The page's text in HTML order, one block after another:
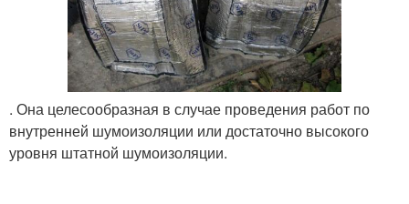
. Она целесообразная в случае проведения работ по
внутренней шумоизоляции или достаточно высокого
уровня штатной шумоизоляции.